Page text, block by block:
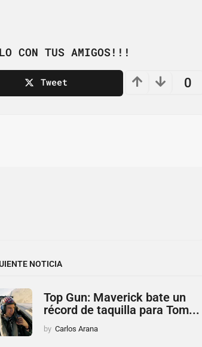
CON TUS AMIGOS!!!
0
Tweet
NOTICIA
Top Gun: Maverick bate un
récord de taquilla para Tom...
by Carlos Arana